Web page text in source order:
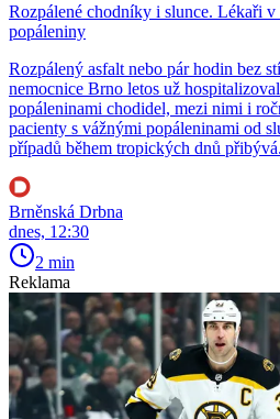
Rozpálené chodníky i slunce. Lékaři
popáleniny
Rozpálený asfalt nebo pár hodin bez
nemocnice Brno letos už
popáleninami chodidel, mezi nimi i
pacienty s vážnými popáleninami od
případů během tropických dnů přibývá.
Brněnská Drbna
dnes, 12:30
2 min
Reklama